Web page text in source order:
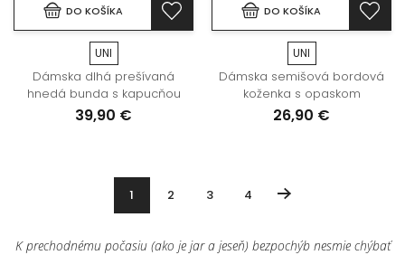
DO KOŠÍKA
UNI
Dámska dlhá prešívaná
hnedá bunda s kapucňou
39,90 €
DO KOŠÍKA
UNI
Dámska semišová bordová
koženka s opaskom
26,90 €
1 2 3 4
K prechodnému počasiu (ako je jar a jeseň) bezpochýb nesmie chýbať